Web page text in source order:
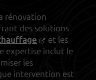
rénovation
des solutions
et les
expertise inclut le
les
intervention est